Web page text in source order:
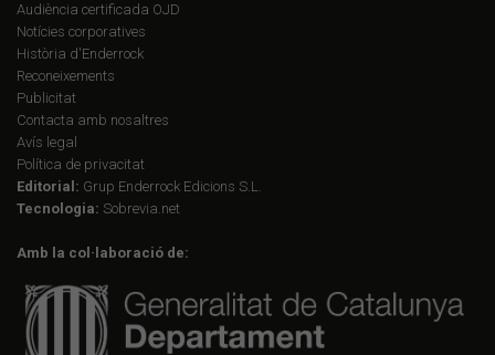
Audiència certificada OJD
Notícies corporatives
Història d'Enderrock
Reconeixements
Publicitat
Contacta amb nosaltres
Avís legal
Política de privacitat
Editorial: Grup Enderrock Edicions S.L.
Tecnologia: Sobrevia.net
Amb la col·laboració de: